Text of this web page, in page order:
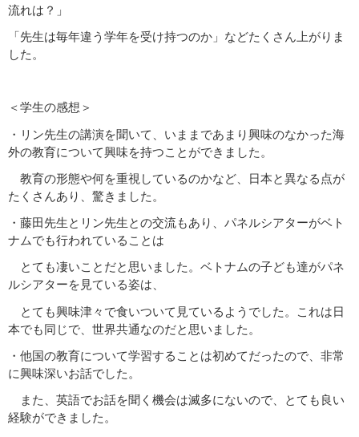
流れは？」
「先生は毎年違う学年を受け持つのか」などたくさん上がりま
した。
＜学生の感想＞
・リン先生の講演を聞いて、いままであまり興味のなかった海
外の教育について興味を持つことができました。
教育の形態や何を重視しているのかなど、日本と異なる点が
たくさんあり、驚きました。
・藤田先生とリン先生との交流もあり、パネルシアターがベト
ナムでも行われていることは
とても凄いことだと思いました。ベトナムの子ども達がパネ
ルシアターを見ている姿は、
とても興味津々で食いついて見ているようでした。これは日
本でも同じで、世界共通なのだと思いました。
・他国の教育について学習することは初めてだったので、非常
に興味深いお話でした。
また、英語でお話を聞く機会は滅多にないので、とても良い
経験ができました。